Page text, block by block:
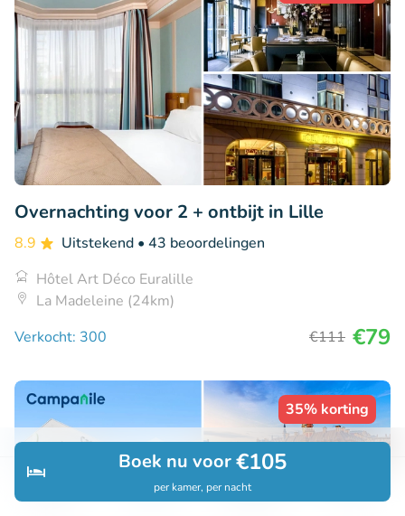
Zoeken Boekingen
Boek nu voor€105
per kamer, per nacht
Overnachting voor 2 + ontbijt in Lille
8.9 Uitstekend • 43 beoordelingen
Hôtel Art Déco Euralille
La Madeleine (24km)
Verkocht: 300
€111 €79
35% korting